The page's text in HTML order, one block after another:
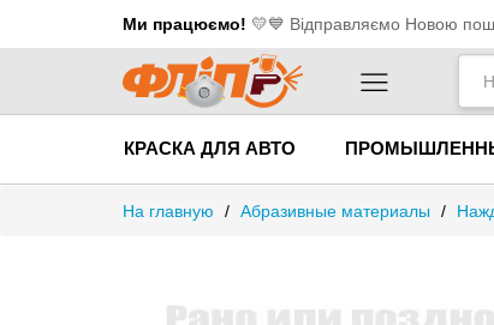
Ми працюємо! 💛​💙 Відправляємо Новою
КРАСКА ДЛЯ АВТО
На главную / Абразивные материалы /